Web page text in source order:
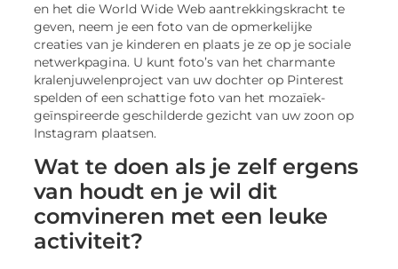
en het die World Wide Web aantrekkingskracht te
geven, neem je een foto van de opmerkelijke
creaties van je kinderen en plaats je ze op je sociale
netwerkpagina. U kunt foto’s van het charmante
kralenjuwelenproject van uw dochter op Pinterest
spelden of een schattige foto van het mozaïek-
geïnspireerde geschilderde gezicht van uw zoon op
Instagram plaatsen.
Wat te doen als je zelf ergens
van houdt en je wil dit
comvineren met een leuke
activiteit?